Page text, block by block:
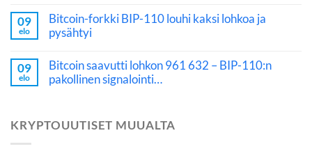
09
elo
Bitcoin-forkki BIP-110 louhi kaksi lohkoa ja
pysähtyi
09
elo
Bitcoin saavutti lohkon 961 632 – BIP-110:n
pakollinen signalointi…
KRYPTOUUTISET MUUALTA